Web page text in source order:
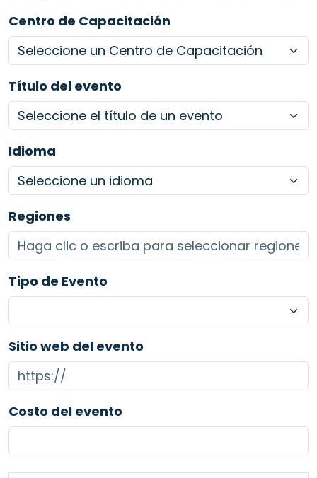
Centro de Capacitación
Título del evento
Idioma
Regiones
Tipo de Evento
Sitio web del evento
Costo del evento